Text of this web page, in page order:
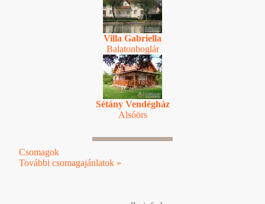
Villa Gabriella
Balatonboglár
Sétány Vendégház
Alsóörs
Csomagok
További csomagajánlatok »